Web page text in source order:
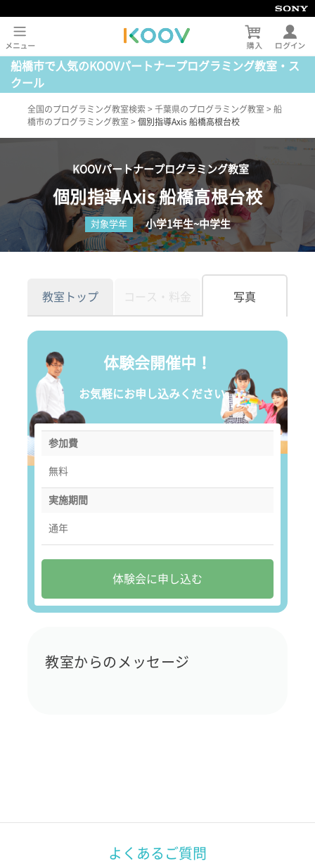
船橋市で人気のKOOVパートナープログラミング教室・ス
クール
全国のプログラミング教室検索 > 千葉県のプログラミング教室 > 船
橋市のプログラミング教室 > 個別指導Axis 船橋高根台校
KOOVパートナープログラミング教室
個別指導Axis 船橋高根台校
対象学年 小学1年生~中学生
教室トップ コース・料金 写真
体験会開催中！
お気軽にお申し込みください。
参加費
無料
実施期間
通年
体験会に申し込む
教室からのメッセージ
よくあるご質問